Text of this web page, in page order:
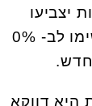
מהחילוניות יצביעו
לחוסן לישראל, רק 7% ליאיר לפיד ושימו לב- 0%
היא דווקא